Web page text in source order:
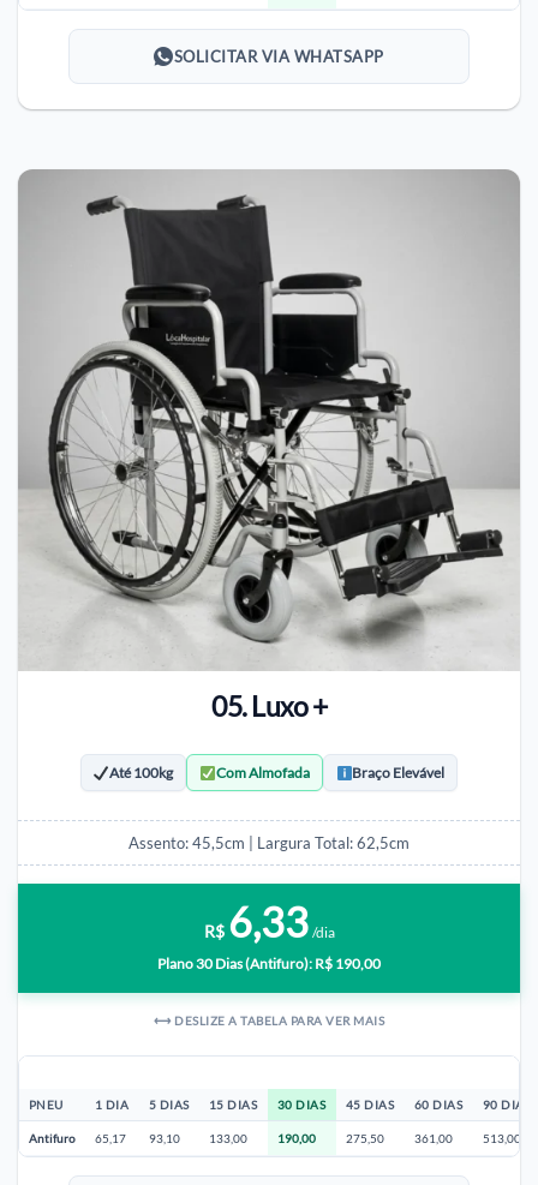
SOLICITAR VIA WHATSAPP
05. Luxo +
Até 100kg Com Almofada Braço Elevável
Assento: 45,5cm | Largura Total: 62,5cm
R$ 6,33 /dia
Plano 30 Dias (Antifuro): R$ 190,00
⟷ DESLIZE A TABELA PARA VER MAIS
PNEU 1 DIA 5 DIAS 15 DIAS 30 DIAS 45 DIAS 60 DIAS 90 DIAS
Antifuro 65,17 93,10 133,00 190,00 275,50 361,00 513,00